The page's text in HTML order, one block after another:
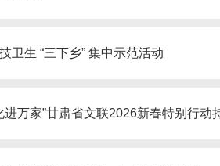
生 “三下乡” 集中示范活动
万家”甘肃省文联2026新春特别行动